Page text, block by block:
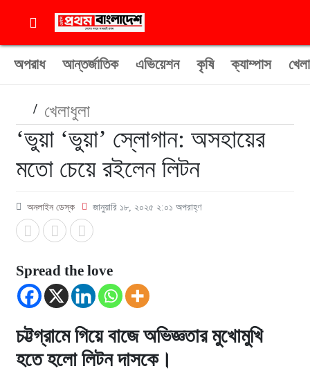
অপরাধ আন্তর্জাতিক এভিয়েশন কৃষি ক্যাম্পাস
/ খেলাধুলা
‘ভুয়া ‘ভুয়া’ স্লোগান: অসহায়ের
মতো চেয়ে রইলেন লিটন
অনলাইন ডেস্ক জানুয়ারি ১৮, ২০২৫ ২:০১ অপরাহ্ণ
Spread the love
চট্টগ্রামে গিয়ে বাজে অভিজ্ঞতার মুখোমুখি
হতে হলো লিটন দাসকে।